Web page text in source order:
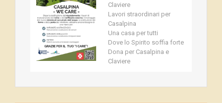
Claviere
Lavori straordinari per
Casalpina
Una casa per tutti
Dove lo Spirito soffia forte
Dona per Casalpina e
Claviere